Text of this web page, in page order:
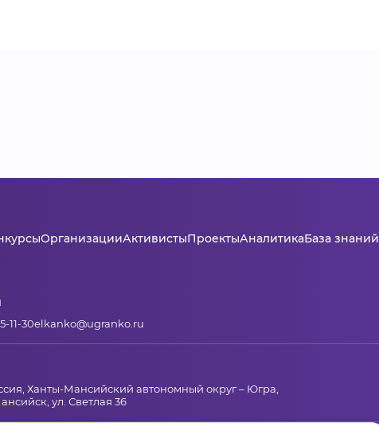
ОрганизацииАктивистыПроектыАналитикаБаза знаний
11-30elkanko@ugranko.ru
Ханты-Мансийский автономный округ – Югра,
ул. Светлая 36